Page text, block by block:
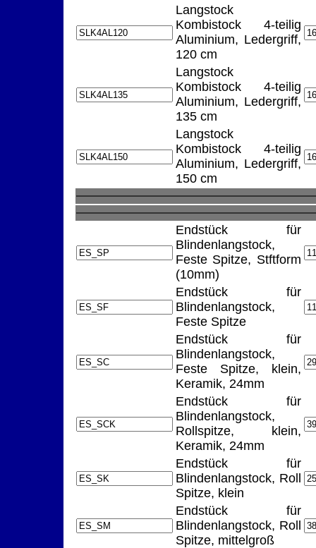
Langstock
Kombistock 4-teilig
Aluminium, Ledergriff,
120 cm
Langstock
Kombistock 4-teilig
Aluminium, Ledergriff,
135 cm
Langstock
Kombistock 4-teilig
Aluminium, Ledergriff,
150 cm
Endstück für
Blindenlangstock,
Feste Spitze, Stftform
(10mm)
Endstück für
Blindenlangstock,
Feste Spitze
Endstück für
Blindenlangstock,
Feste Spitze, klein,
Keramik, 24mm
Endstück für
Blindenlangstock,
Rollspitze, klein,
Keramik, 24mm
Endstück für
Blindenlangstock, Roll
Spitze, klein
Endstück für
Blindenlangstock, Roll
Spitze, mittelgroß